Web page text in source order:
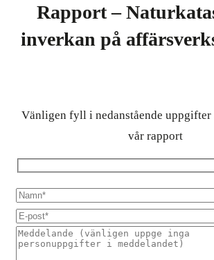
Rapport –
inverkan på
Vänligen fyll i nedanstående
vår rapport